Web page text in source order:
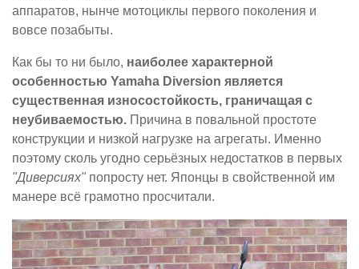
аппаратов, нынче мотоциклы первого поколения и
вовсе позабыты.
Как бы то ни было, наиболее характерной
особенностью Yamaha Diversion является
существенная износостойкость, граничащая с
неубиваемостью. Причина в повальной простоте
конструкции и низкой нагрузке на агрегаты. Именно
поэтому сколь угодно серьёзных недостатков в первых
"Диверсиях" попросту нет. Японцы в свойственной им
манере всё грамотно просчитали.